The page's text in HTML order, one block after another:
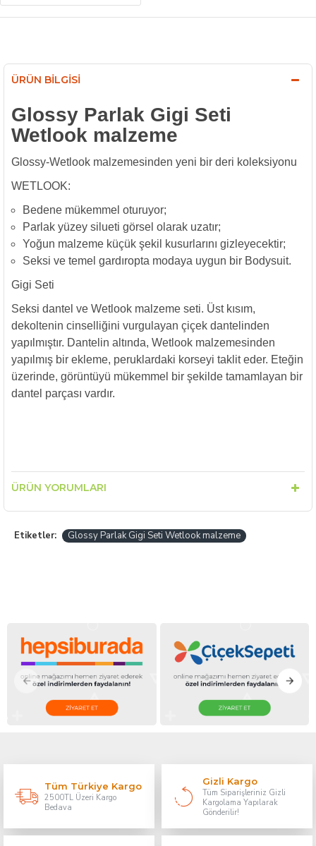
ÜRÜN BILGISI
Glossy Parlak Gigi Seti
Wetlook malzeme
Glossy-Wetlook malzemesinden yeni bir deri koleksiyonu
WETLOOK:
Bedene mükemmel oturuyor;
Parlak yüzey silueti görsel olarak uzatır;
Yoğun malzeme küçük şekil kusurlarını gizleyecektir;
Seksi ve temel gardıropta modaya uygun bir Bodysuit.
Gigi Seti
Seksi dantel ve Wetlook malzeme seti. Üst kısım,
dekoltenin cinselliğini vurgulayan çiçek dantelinden
yapılmıştır. Dantelin altında, Wetlook malzemesinden
yapılmış bir ekleme, peruklardaki korseyi taklit eder. Eteğin
üzerinde, görüntüyü mükemmel bir şekilde tamamlayan bir
dantel parçası vardır.
ÜRÜN YORUMLARI
Etiketler: Glossy Parlak Gigi Seti Wetlook malzeme
Tüm Türkiye Kargo
2500TL Üzeri Kargo
Bedava
Gizli Kargo
Tüm Siparişleriniz Gizli
Kargolama Yapılarak
Gönderilir!